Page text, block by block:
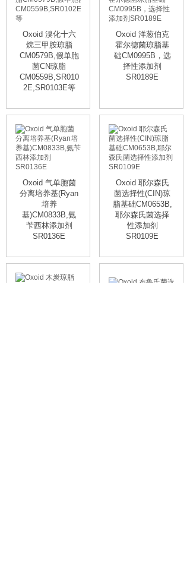
Oxoid 溴化十六
烷三甲胺琼脂
CM0579B,假单胞
菌CN琼脂
CM0559B,SR010
2E,SR0103E等
Oxoid 洋葱伯克
霍尔德菌琼脂基
础CM0995B，选
择性添加剂
SR0189E
Oxoid 气单胞菌
分离培养基(Ryan
培养
基)CM0833B,氨
苄西林添加剂
SR0136E
Oxoid 耶尔森氏
菌选择性(CIN)琼
脂基础CM0653B,
耶尔森氏菌选择
性添加剂
SR0109E